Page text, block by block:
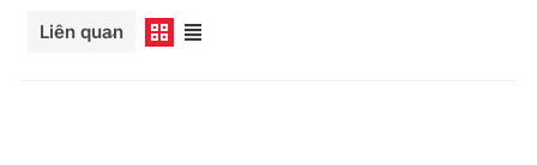
nghiệm lưu trữ và truy xuất dữ liệu vượt trội.
Liên quan